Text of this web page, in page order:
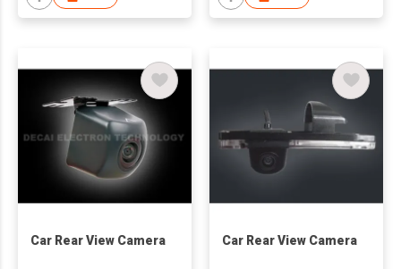
Car Rear View Camera Car Rear View Camera